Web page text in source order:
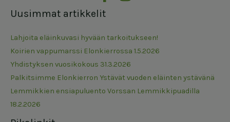
Uusimmat artikkelit
Lahjoita eläinkuvasi hyvään tarkoitukseen!
Koirien vappumarssi Elonkierrossa 1.5.2026
Yhdistyksen vuosikokous 31.3.2026
Palkitsimme Elonkierron Ystävät vuoden eläinten ystävänä
Lemmikkien ensiapuluento Vorssan Lemmikkipuadilla
18.2.2026